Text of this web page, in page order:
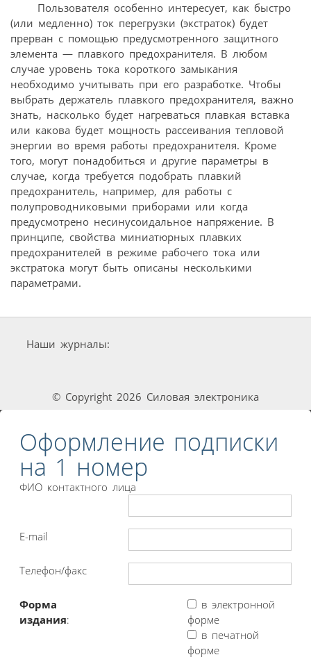
Пользователя особенно интересует, как быстро
(или медленно) ток перегрузки (экстраток) будет
прерван с помощью предусмотренного защитного
элемента — плавкого предохранителя. В любом
случае уровень тока короткого замыкания
необходимо учитывать при его разработке. Чтобы
выбрать держатель плавкого предохранителя, важно
знать, насколько будет нагреваться плавкая вставка
или какова будет мощность рассеивания тепловой
энергии во время работы предохранителя. Кроме
того, могут понадобиться и другие параметры в
случае, когда требуется подобрать плавкий
предохранитель, например, для работы с
полупроводниковыми приборами или когда
предусмотрено несинусоидальное напряжение. В
принципе, свойства миниатюрных плавких
предохранителей в режиме рабочего тока или
экстратока могут быть описаны несколькими
параметрами.
Наши журналы:
© Copyright 2026 Силовая электроника
Оформление подписки
на 1 номер
ФИО контактного лица
E-mail
Телефон/факс
Форма
издания:
в электронной
форме
в печатной
форме